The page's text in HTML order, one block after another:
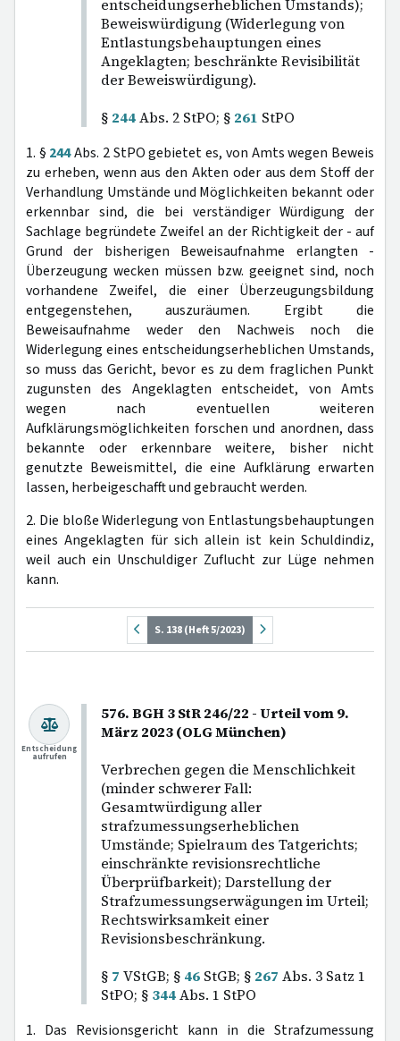
entscheidungserheblichen Umstands);
Beweiswürdigung (Widerlegung von
Entlastungsbehauptungen eines
Angeklagten; beschränkte Revisibilität
der Beweiswürdigung).
§ 244Abs. 2 StPO; § 261 StPO
1. § 244Abs. 2 StPO gebietet es, von Amts wegen Beweis
zu erheben, wenn aus den Akten oder aus dem Stoff der
Verhandlung Umstände und Möglichkeiten bekannt oder
erkennbar sind, die bei verständiger Würdigung der
Sachlage begründete Zweifel an der Richtigkeit der - auf
Grund der bisherigen Beweisaufnahme erlangten -
Überzeugung wecken müssen bzw. geeignet sind, noch
vorhandene Zweifel, die einer Überzeugungsbildung
entgegenstehen, auszuräumen. Ergibt die
Beweisaufnahme weder den Nachweis noch die
Widerlegung eines entscheidungserheblichen Umstands,
so muss das Gericht, bevor es zu dem fraglichen Punkt
zugunsten des Angeklagten entscheidet, von Amts
wegen nach eventuellen weiteren
Aufklärungsmöglichkeiten forschen und anordnen, dass
bekannte oder erkennbare weitere, bisher nicht
genutzte Beweismittel, die eine Aufklärung erwarten
lassen, herbeigeschafft und gebraucht werden.
2. Die bloße Widerlegung von Entlastungsbehauptungen
eines Angeklagten für sich allein ist kein Schuldindiz,
weil auch ein Unschuldiger Zuflucht zur Lüge nehmen
kann.
S. 138 (Heft 5/2023)
576. BGH 3 StR 246/22 - Urteil vom 9.
März 2023 (OLG München)
Verbrechen gegen die Menschlichkeit
(minder schwerer Fall:
Gesamtwürdigung aller
strafzumessungserheblichen
Umstände; Spielraum des Tatgerichts;
einschränkte revisionsrechtliche
Überprüfbarkeit); Darstellung der
Strafzumessungserwägungen im Urteil;
Rechtswirksamkeit einer
Revisionsbeschränkung.
§ 7 VStGB; § 46 StGB; § 267 Abs. 3 Satz 1
StPO; § 344Abs. 1 StPO
Entscheidung
aufrufen
1. Das Revisionsgericht kann in die Strafzumessung